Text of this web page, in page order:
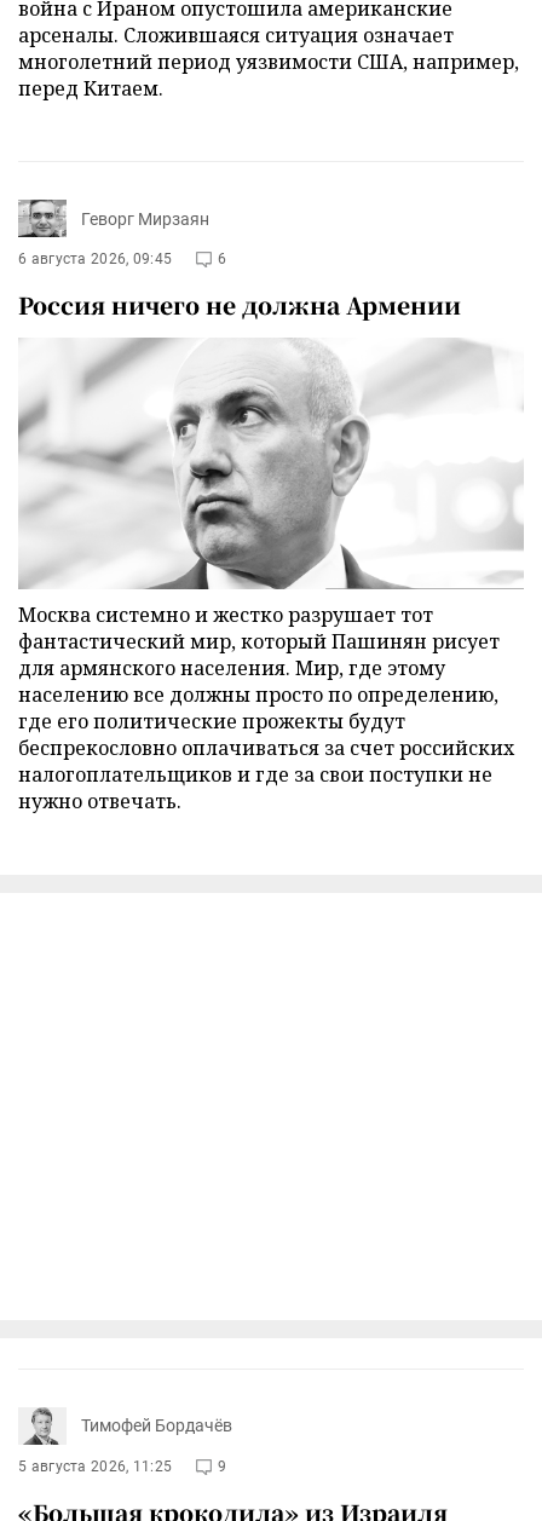
война с Ираном опустошила американские
арсеналы. Сложившаяся ситуация означает
многолетний период уязвимости США, например,
перед Китаем.
Геворг Мирзаян
6 августа 2026, 09:45 6
Россия ничего не должна Армении
Москва системно и жестко разрушает тот
фантастический мир, который Пашинян рисует
для армянского населения. Мир, где этому
населению все должны просто по определению,
где его политические прожекты будут
беспрекословно оплачиваться за счет российских
налогоплательщиков и где за свои поступки не
нужно отвечать.
Тимофей Бордачёв
5 августа 2026, 11:25 9
«Большая крокодила» из Израиля